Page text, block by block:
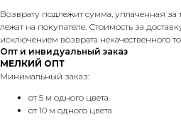
Возврату подлежит сумма, уплаченная за
лежат на покупателе. Стоимость за
исключением возврата некачественного
Опт и инвидуальный заказ
МЕЛКИЙ ОПТ
Минимальный заказ:
от 5 м одного цвета
от 10 м одного цвета